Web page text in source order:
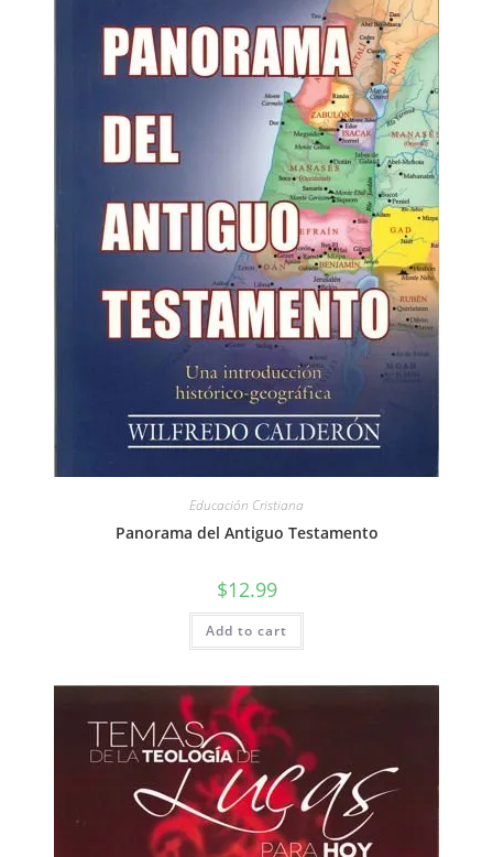
Educación Cristiana
Panorama del Antiguo Testamento
$12.99
Add to cart